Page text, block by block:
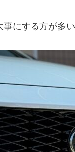
にする方が多